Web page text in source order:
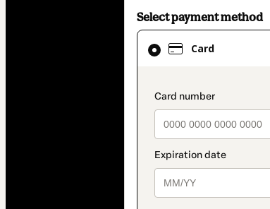
Select payment method
Card
Card
selected
method